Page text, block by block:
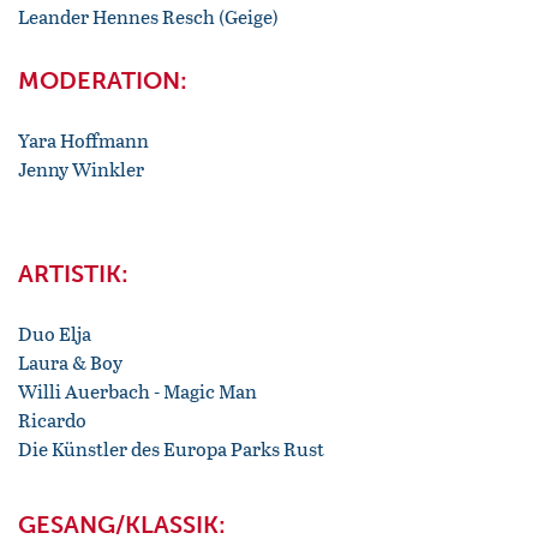
Leander Hennes Resch (Geige)
MODERATION:
Yara Hoffmann
Jenny Winkler
ARTISTIK:
Duo Elja
Laura & Boy
Willi Auerbach - Magic Man
Ricardo
Die Künstler des Europa Parks Rust
GESANG/KLASSIK: